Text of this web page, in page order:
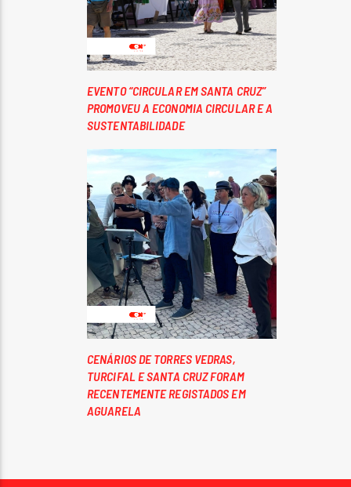
EVENTO “CIRCULAR EM SANTA CRUZ”
PROMOVEU A ECONOMIA CIRCULAR E A
SUSTENTABILIDADE
CENÁRIOS DE TORRES VEDRAS,
TURCIFAL E SANTA CRUZ FORAM
RECENTEMENTE REGISTADOS EM
AGUARELA